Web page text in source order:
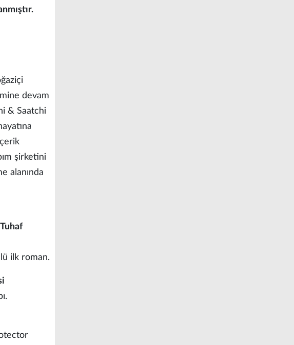
devam
& Saatchi
şirketini
alanında
ilk roman.